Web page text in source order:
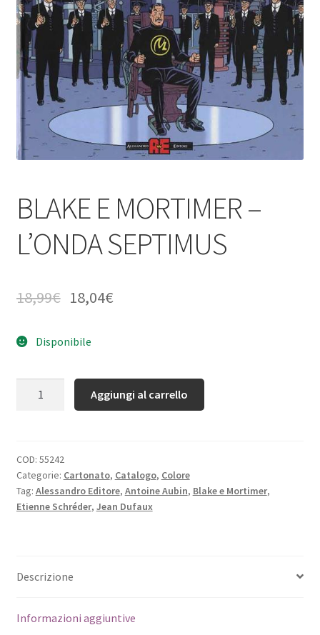
BLAKE E MORTIMER –
L’ONDA SEPTIMUS
18,99€ 18,04€
Disponibile
Aggiungi al carrello
COD: 55242
Categorie: Cartonato, Catalogo, Colore
Tag: Alessandro Editore, Antoine Aubin, Blake e Mortimer,
Etienne Schréder, Jean Dufaux
Descrizione
Informazioni aggiuntive